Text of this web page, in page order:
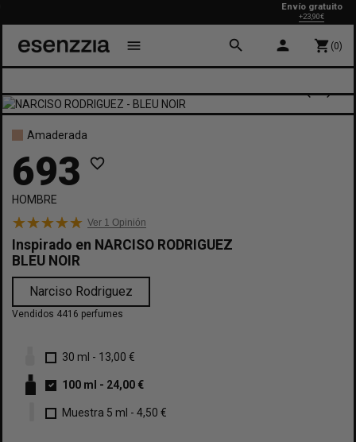
Envío gratuito
+23,90€
menu search person shopping_cart (0)
Amaderada
693 favorite_border
HOMBRE
Ver 1 Opinión
Inspirado en NARCISO RODRIGUEZ
BLEU NOIR
Narciso Rodriguez
Vendidos 4416 perfumes
30 ml - 13,00 €
100 ml - 24,00 €
Muestra 5 ml - 4,50 €